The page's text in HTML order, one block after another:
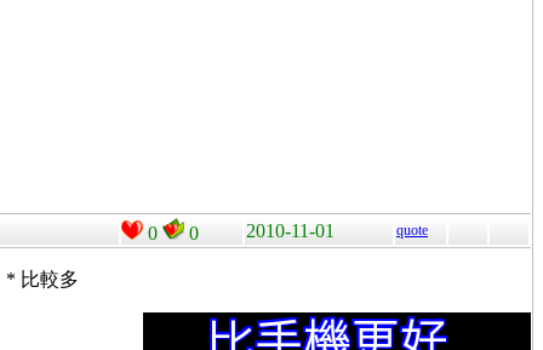
0 0 2010-11-01 quote
* 比較多